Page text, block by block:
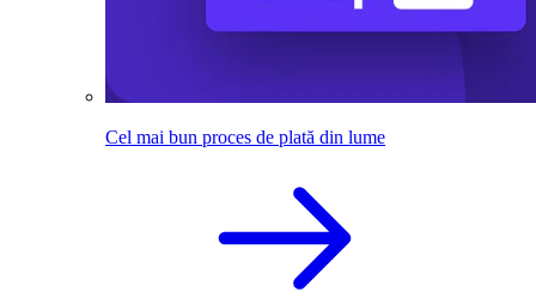
Cel mai bun proces de plată din lume